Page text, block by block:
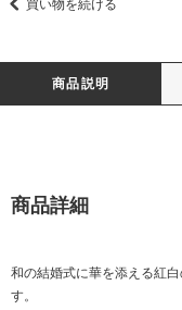
買い物を続ける
商品説明
商品詳細
和の結婚式に華を添える紅
す。